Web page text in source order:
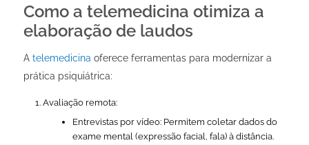
Como a telemedicina otimiza a
elaboração de laudos
A telemedicina oferece ferramentas para modernizar a
prática psiquiátrica:
Avaliação remota:
Entrevistas por vídeo: Permitem coletar dados do
exame mental (expressão facial, fala) à distância.